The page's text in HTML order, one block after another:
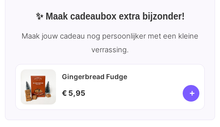
✨ Maak cadeaubox extra bijzonder!
Maak jouw cadeau nog persoonlijker met een kleine
verrassing.
Gingerbread Fudge
€ 5,95 +